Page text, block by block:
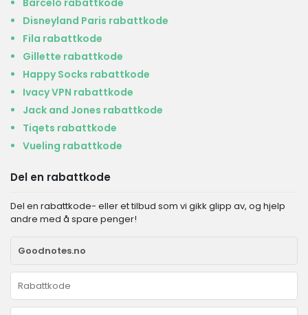
Barceló rabattkode
Disneyland Paris rabattkode
Fila rabattkode
Gillette rabattkode
Happy Socks rabattkode
Ivacy VPN rabattkode
Jack and Jones rabattkode
Tiqets rabattkode
Vueling rabattkode
Del en rabattkode
Del en rabattkode- eller et tilbud som vi gikk glipp av, og hjelp
andre med å spare penger!